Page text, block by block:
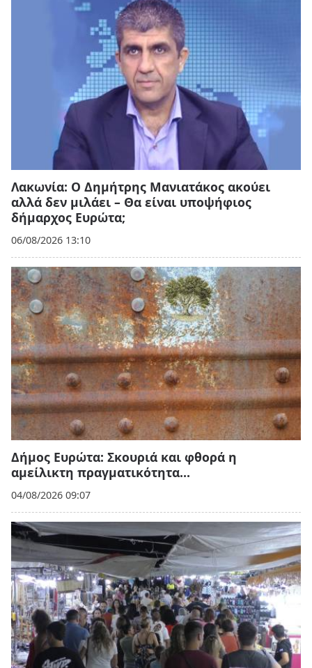
Λακωνία: Ο Δημήτρης Μανιατάκος ακούει
αλλά δεν μιλάει – Θα είναι υποψήφιος
δήμαρχος Ευρώτα;
06/08/2026 13:10
Δήμος Ευρώτα: Σκουριά και φθορά η
αμείλικτη πραγματικότητα…
04/08/2026 09:07